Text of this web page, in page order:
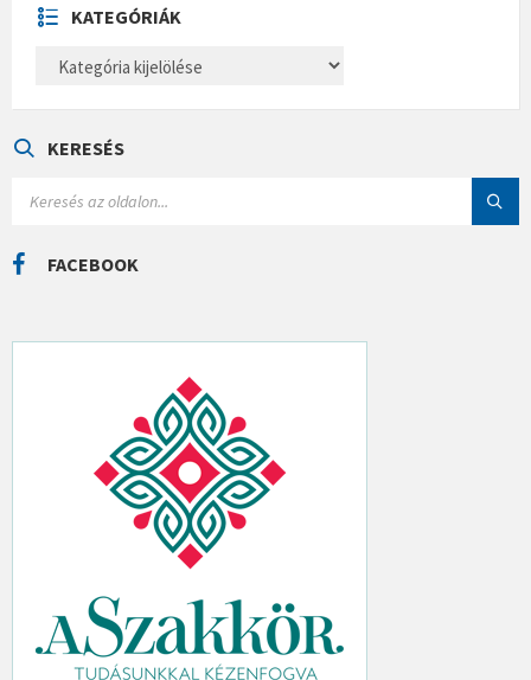
U
M
KATEGÓRIÁK
E
Á
KERESÉS
C
H
FACEBOOK